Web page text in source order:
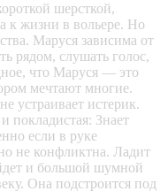
шерсткой,
к жизни в вольере. Но
Маруся зависима от
рядом, слушать голос,
что Маруся — это
мечтают многие.
устраивает истерик.
покладистая: Знает
если в руке
не конфликтна. Ладит
и большой шумной
Она подстроится под